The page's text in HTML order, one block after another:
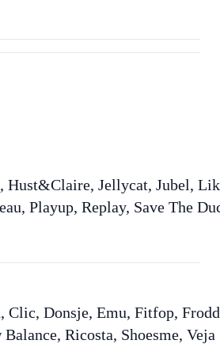
Hust&Claire, Jellycat, Jubel,
Playup, Replay, Save The
Clic, Donsje, Emu, Fitfop,
Ricosta, Shoesme, Veja